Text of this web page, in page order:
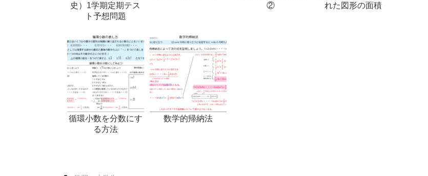
史）1学期定期テス
ト予想問題
②
れた図形の面積
循環小数を分数にす
る方法
数学的帰納法